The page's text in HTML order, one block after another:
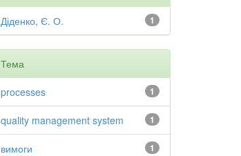
1
Діденко, Є. О.
Тема
1
processes
1
quality management system
1
вимоги